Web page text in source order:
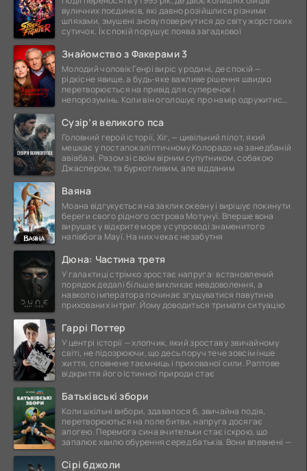
вуличних поєдинків, які давно розійшлися різними
шляхами, змушені знову повернутися до світу жорстоких
сутичок. Їх спокій порушує поява загадкової
Знайомство з Факерами 3
Молодий чоловік Генрі виріс у родині, де спокій —
рідкісне явище, а будь-яке важливе рішення швидко
перетворюється на привід для суперечок і
непорозумінь. Коли він оголошує про намір одружитися,
Сузір’я великого пса
Головний герой історії, Хіг, — цивільний пілот, який
мешкає у постапокаліптичному Колорадо на занедбаній
авіабазі. Разом зі своїм вірним супутником, собакою
Джаспером, та буркотливим, але відданим
Ваяна
Моана відгукується на заклик океану і вирішує покинути
береги свого рідного острова Мотунуї. Вперше вона
вирушає у відкрите море у супроводі знаменитого
напівбога Мауї. На них чекає незабутня
Дюна: Частина третя
У галактиці стрімко зростає напруга: встановлений
порядок дедалі більше викликає невдоволення, а
навколо імператора починає згущуватися павутина
прихованих інтриг. Йому доводиться тримати ситуацію
Гаррі Поттер
У центрі історії — хлопчик, який зростав у звичайному
світі, не підозрюючи, що десь поруч тече зовсім інше
життя, сповнене таємниць і прихованої сили. Раптове
відкриття його істинної природи стає
Батьківські збори
Коли шкільні вибори, здавалося б, звичайна подія,
перетворюються на поле битви, напруга досягає
апогею. Перемога сина вчительки стає іскрою, що
запалює хвилю обурення серед батьків. Вони впевнені —
Сірі бджоли